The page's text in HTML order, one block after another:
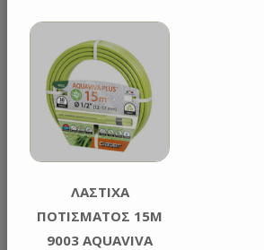
ΛΑΣΤΙΧΑ
ΠΟΤΙΣΜΑΤΟΣ 15M
9003 AQUAVIVA